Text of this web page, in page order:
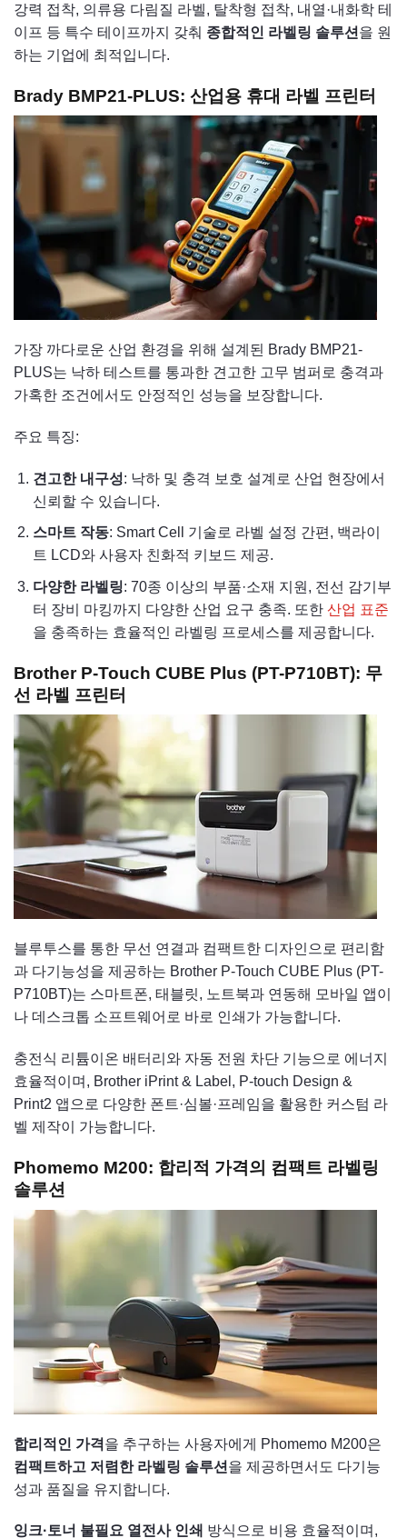
강력 접착, 의류용 다림질 라벨, 탈착형 접착, 내열·내화학 테
이프 등 특수 테이프까지 갖춰 종합적인 라벨링 솔루션 을 원
하는 기업에 최적입니다.
Brady BMP21-PLUS: 산업용 휴대 라벨 프린터
가장 까다로운 산업 환경을 위해 설계된 Brady BMP21-
PLUS는 낙하 테스트를 통과한 견고한 고무 범퍼로 충격과
가혹한 조건에서도 안정적인 성능을 보장합니다.
주요 특징:
견고한 내구성: 낙하 및 충격 보호 설계로 산업 현장에서
신뢰할 수 있습니다.
스마트 작동: Smart Cell 기술로 라벨 설정 간편, 백라이
트 LCD와 사용자 친화적 키보드 제공.
다양한 라벨링: 70종 이상의 부품·소재 지원, 전선 감기부
터 장비 마킹까지 다양한 산업 요구 충족. 또한 산업 표준
을 충족하는 효율적인 라벨링 프로세스를 제공합니다.
Brother P-Touch CUBE Plus (PT-P710BT): 무
선 라벨 프린터
블루투스를 통한 무선 연결과 컴팩트한 디자인으로 편리함
과 다기능성을 제공하는 Brother P-Touch CUBE Plus (PT-
P710BT)는 스마트폰, 태블릿, 노트북과 연동해 모바일 앱이
나 데스크톱 소프트웨어로 바로 인쇄가 가능합니다.
충전식 리튬이온 배터리와 자동 전원 차단 기능으로 에너지
효율적이며, Brother iPrint & Label, P-touch Design &
Print2 앱으로 다양한 폰트·심볼·프레임을 활용한 커스텀 라
벨 제작이 가능합니다.
Phomemo M200: 합리적 가격의 컴팩트 라벨링
솔루션
합리적인 가격 을 추구하는 사용자에게 Phomemo M200은
컴팩트하고 저렴한 라벨링 솔루션 을 제공하면서도 다기능
성과 품질을 유지합니다.
잉크·토너 불필요 열전사 인쇄 방식으로 비용 효율적이며,